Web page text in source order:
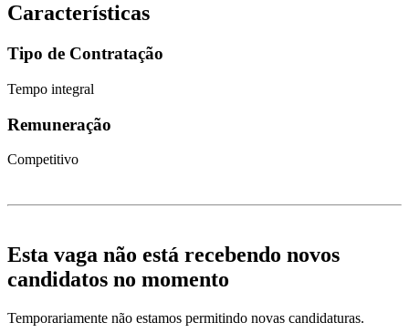
Características
Tipo de Contratação
Tempo integral
Remuneração
Competitivo
Esta vaga não está recebendo novos
candidatos no momento
Temporariamente não estamos permitindo novas candidaturas.